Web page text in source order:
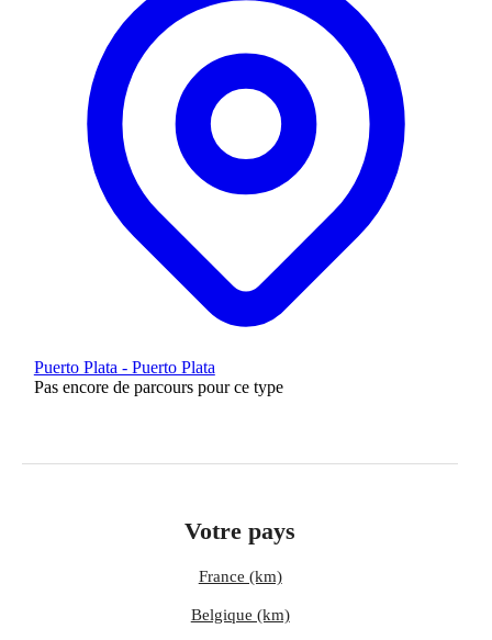
Puerto Plata - Puerto Plata
Pas encore de parcours pour ce type
Votre pays
France (km)
Belgique (km)